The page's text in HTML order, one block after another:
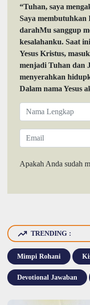
“Tuhan, saya
Saya membutuhkan
darahMu sanggup
kesalahanku. Saat
Yesus Kristus,
menjadi Tuhan dan
menyerahkan
Dalam nama Yesus
Apakah Anda sudah
TRENDING :
Mimpi Rohani
Devotional Jawaban